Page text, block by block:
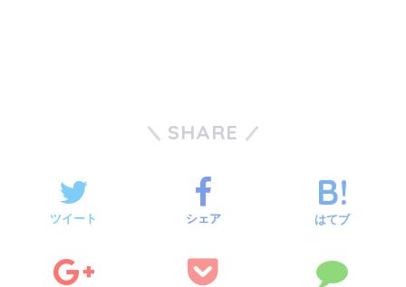
SHARE
ツイート シェア はてブ